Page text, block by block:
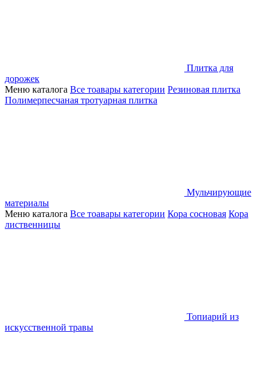
Плитка для
дорожек
Меню каталога Все тоавары категории Резиновая плитка
Полимерпесчаная тротуарная плитка
Мульчирующие
материалы
Меню каталога Все тоавары категории Кора сосновая Кора
лиственницы
Топиарий из
искусственной травы